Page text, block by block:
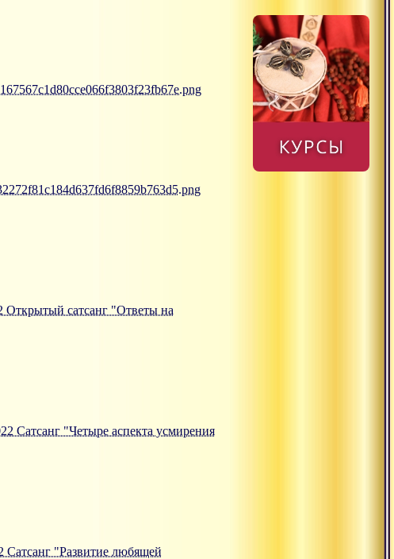
Открытый сатсанг "Ответы на
Сатсанг "Четыре аспекта усмирения
Сатсанг "Развитие любящей